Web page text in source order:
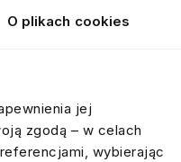
O plikach cookies
jej
zgodą – w celach
wybierając
kontrast z długim
i dodając fryzurze
dodają długiemu